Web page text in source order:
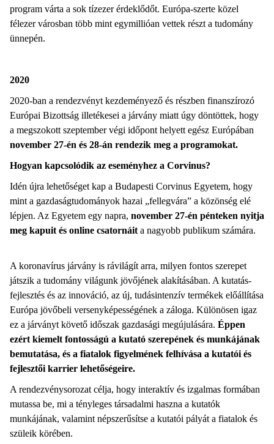
program várta a sok tízezer érdeklődőt. Európa-szerte közel
félezer városban több mint egymillióan vettek részt a tudomány
ünnepén.
2020
2020-ban a rendezvényt kezdeményező és részben finanszírozó
Európai Bizottság illetékesei a járvány miatt úgy döntöttek, hogy
a megszokott szeptember végi időpont helyett egész Európában
november 27-én és 28-án rendezik meg a programokat.
Hogyan kapcsolódik az eseményhez a Corvinus?
Idén újra lehetőséget kap a Budapesti Corvinus Egyetem, hogy
mint a gazdaságtudományok hazai „fellegvára” a közönség elé
lépjen. Az Egyetem egy napra, november 27-én pénteken nyitja
meg kapuit és online csatornáit a nagyobb publikum számára.
A koronavírus járvány is rávilágít arra, milyen fontos szerepet
játszik a tudomány világunk jövőjének alakításában. A kutatás-
fejlesztés és az innováció, az új, tudásintenzív termékek előállítása
Európa jövőbeli versenyképességének a záloga. Különösen igaz
ez a járványt követő időszak gazdasági megújulására. Éppen
ezért kiemelt fontosságú a kutató szerepének és munkájának
bemutatása, és a fiatalok figyelmének felhívása a kutatói és
fejlesztői karrier lehetőségeire.
A rendezvénysorozat célja, hogy interaktív és izgalmas formában
mutassa be, mi a tényleges társadalmi haszna a kutatók
munkájának, valamint népszerűsítse a kutatói pályát a fiatalok és
szüleik körében.